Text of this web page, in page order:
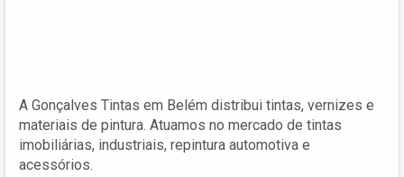
A Gonçalves Tintas em Belém distribui tintas, vernizes e
materiais de pintura. Atuamos no mercado de tintas
imobiliárias, industriais, repintura automotiva e
acessórios.